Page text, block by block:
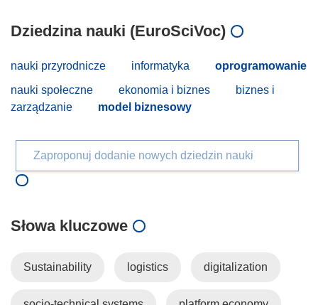
Dziedzina nauki (EuroSciVoc)
nauki przyrodnicze informatyka
oprogramowanie
nauki społeczne
ekonomia i biznes
biznes i
zarządzanie
model biznesowy
Zaproponuj dodanie nowych dziedzin nauki
Słowa kluczowe
Sustainability logistics digitalization